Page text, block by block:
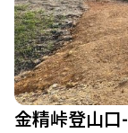
るため、慎重に足元
よって異なる魅力
には色とりどりの
10月上旬には気温
が求められます。
つで、硫黄の香り漂
ースは、自然の美
金精峠登山